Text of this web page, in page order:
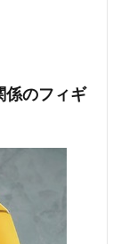
係のフィギ